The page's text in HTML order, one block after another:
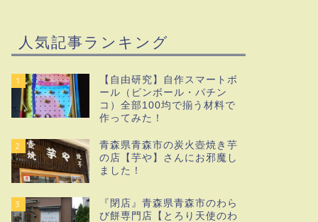
人気記事ランキング
1
【自由研究】自作スマートボ
ール（ピンボール・パチン
コ）全部100均で揃う材料で
作ってみた！
2
青森県青森市の炭火壺焼き芋
の店【芋や】さんにお邪魔し
ました！
3
『閉店』青森県青森市のわら
び餅専門店【とろり天使のわ